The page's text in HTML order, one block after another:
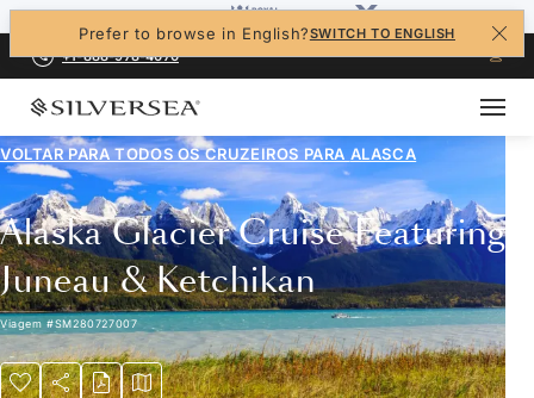
Prefer to browse in English?SWITCH TO ENGLISH
+1-888-978-4070
VOLTAR PARA TODOS OS CRUZEIROS PARA ALASCA
Alaska Glacier Cruise Featuring
Juneau & Ketchikan
Viagem #SM280727007